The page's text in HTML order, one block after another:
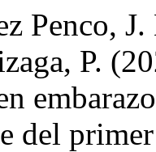
Penco,
P.
del